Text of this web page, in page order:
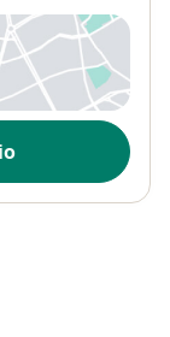
nueva